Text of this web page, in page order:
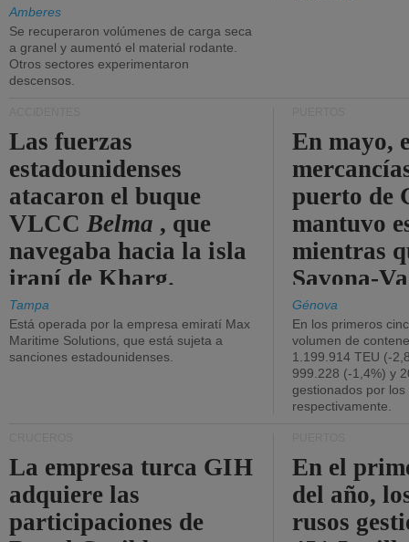
Amberes
Se recuperaron volúmenes de carga seca
a granel y aumentó el material rodante.
Otros sectores experimentaron
descensos.
Las fuerzas
estadounidenses
atacaron el buque
VLCCBelma , que
navegaba hacia la isla
iraní de Kharg.
Tampa
Está operada por la empresa emiratí Max
Maritime Solutions, que está sujeta a
sanciones estadounidenses.
En mayo,
puerto de
mantuvo
mientras
Savona-
Génova
En los primeros
volumen de
1.199.914 TEU (-
999.228 (-1,4%) y
gestionados por
respectivamente.
La empresa turca GIH
adquiere las
participaciones de
En el
del año,
rusos